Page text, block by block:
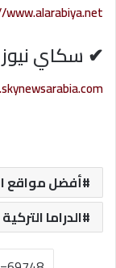
✔ سكاي نيوز
أفضل مواقع
الدراما التركية